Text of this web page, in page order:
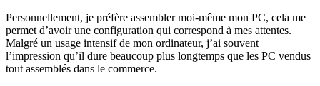
Personnellement, je préfère assembler moi-même mon PC, cela me
permet d’avoir une configuration qui correspond à mes attentes.
Malgré un usage intensif de mon ordinateur, j’ai souvent
l’impression qu’il dure beaucoup plus longtemps que les PC vendus
tout assemblés dans le commerce.